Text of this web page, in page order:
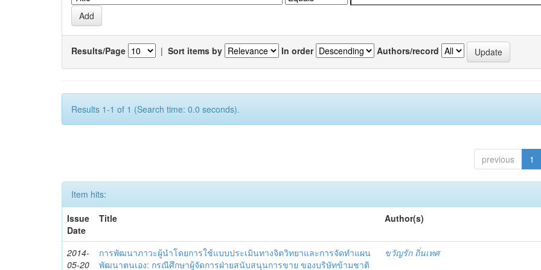
Results/Page | Sort items by In order Authors/record
Results 1-1 of 1 (Search time: 0.0 seconds).
previous 1
Item hits:
Issue
Date
Title Author(s)
2014-
05-20
การพัฒนาภาวะผู้นำโดยการใช้แบบประเมินทางจิตวิทยาและการจัดทำแผน
พัฒนาตนเอง: กรณีศึกษาผู้จัดการฝ่ายสนับสนุนการขาย ของบริษัทข้ามชาติ
ขวัญรัก ถิ่นเทศ